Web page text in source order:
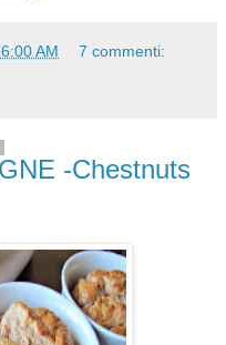
AM 7 commenti:
-Chestnuts